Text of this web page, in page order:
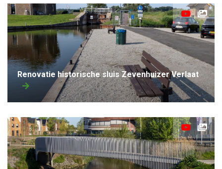
Renovatie historische sluis Zevenhuizer Verlaat